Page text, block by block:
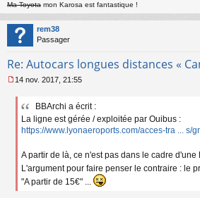
Ma Toyota mon Karosa est fantastique !
rem38
Passager
Re: Autocars longues distances «
e
l
14 nov. 2017, 21:55
BBArchi a écrit :
La ligne est gérée / exploitée par Ouibus :
https://www.lyonaeroports.com/acces-tra ... s/
A partir de là, ce n'est pas dans le cadre d'une
L'argument pour faire penser le contraire : le
"A partir de 15€" ...